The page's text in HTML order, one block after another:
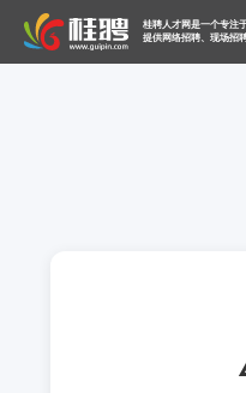
桂聘人才网是一个专注
提供网络招聘、现场招